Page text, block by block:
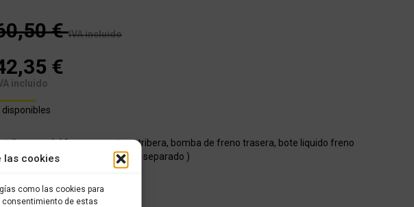
las cookies
como las cookies para
consentimiento de estas
€ IVA incluido
€
incluido
disponibles
pedal freno, soporte estribera, bomba de freno trasera, bote liquido freno
( posibilidad de vender por separado )
COMPRAR